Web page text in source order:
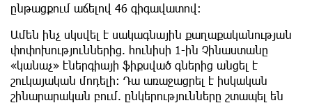
ընթացքում աճելով 46 գիգավատով։
Ամեն ինչ սկսվել է սակագնային քաղաքականության
փոփոխություններից. հունիսի 1-ին Չինաստանը
«կանաչ» էներգիայի ֆիքսված գներից անցել է
շուկայական մոդելի: Դա առաջացրել է իսկական
շինարարական բում. ընկերությունները շտապել են